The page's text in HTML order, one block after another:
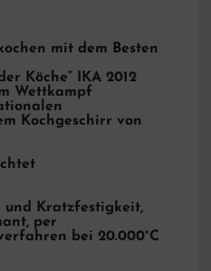
mit dem Besten
Köche“ IKA 2012
Wettkampf
Kochgeschirr von
und Kratzfestigkeit,
per
bei 20.000°C